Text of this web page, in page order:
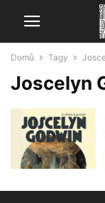
Domů Tagy
Joscelyn